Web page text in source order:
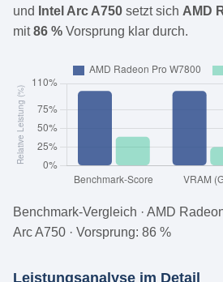
und
Intel Arc A750 setzt sich AMD
mit86 % Vorsprung klar durch.
Benchmark-Vergleich · AMD
Arc A750 · Vorsprung: 86 %
Leistungsanalyse im Detail